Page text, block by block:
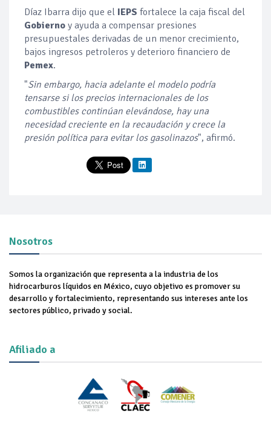
Díaz Ibarra dijo que el IEPS fortalece la caja fiscal del
Gobierno y ayuda a compensar presiones
presupuestales derivadas de un menor crecimiento,
bajos ingresos petroleros y deterioro financiero de
Pemex.
"Sin embargo, hacia adelante el modelo podría
tensarse si los precios internacionales de los
combustibles continúan elevándose, hay una
necesidad creciente en la recaudación y crece la
presión política para evitar los gasolinazos", afirmó.
Nosotros
Somos la organización que representa a la industria de los
hidrocarburos líquidos en México, cuyo objetivo es promover su
desarrollo y fortalecimiento, representando sus intereses ante los
sectores público, privado y social.
Afiliado a